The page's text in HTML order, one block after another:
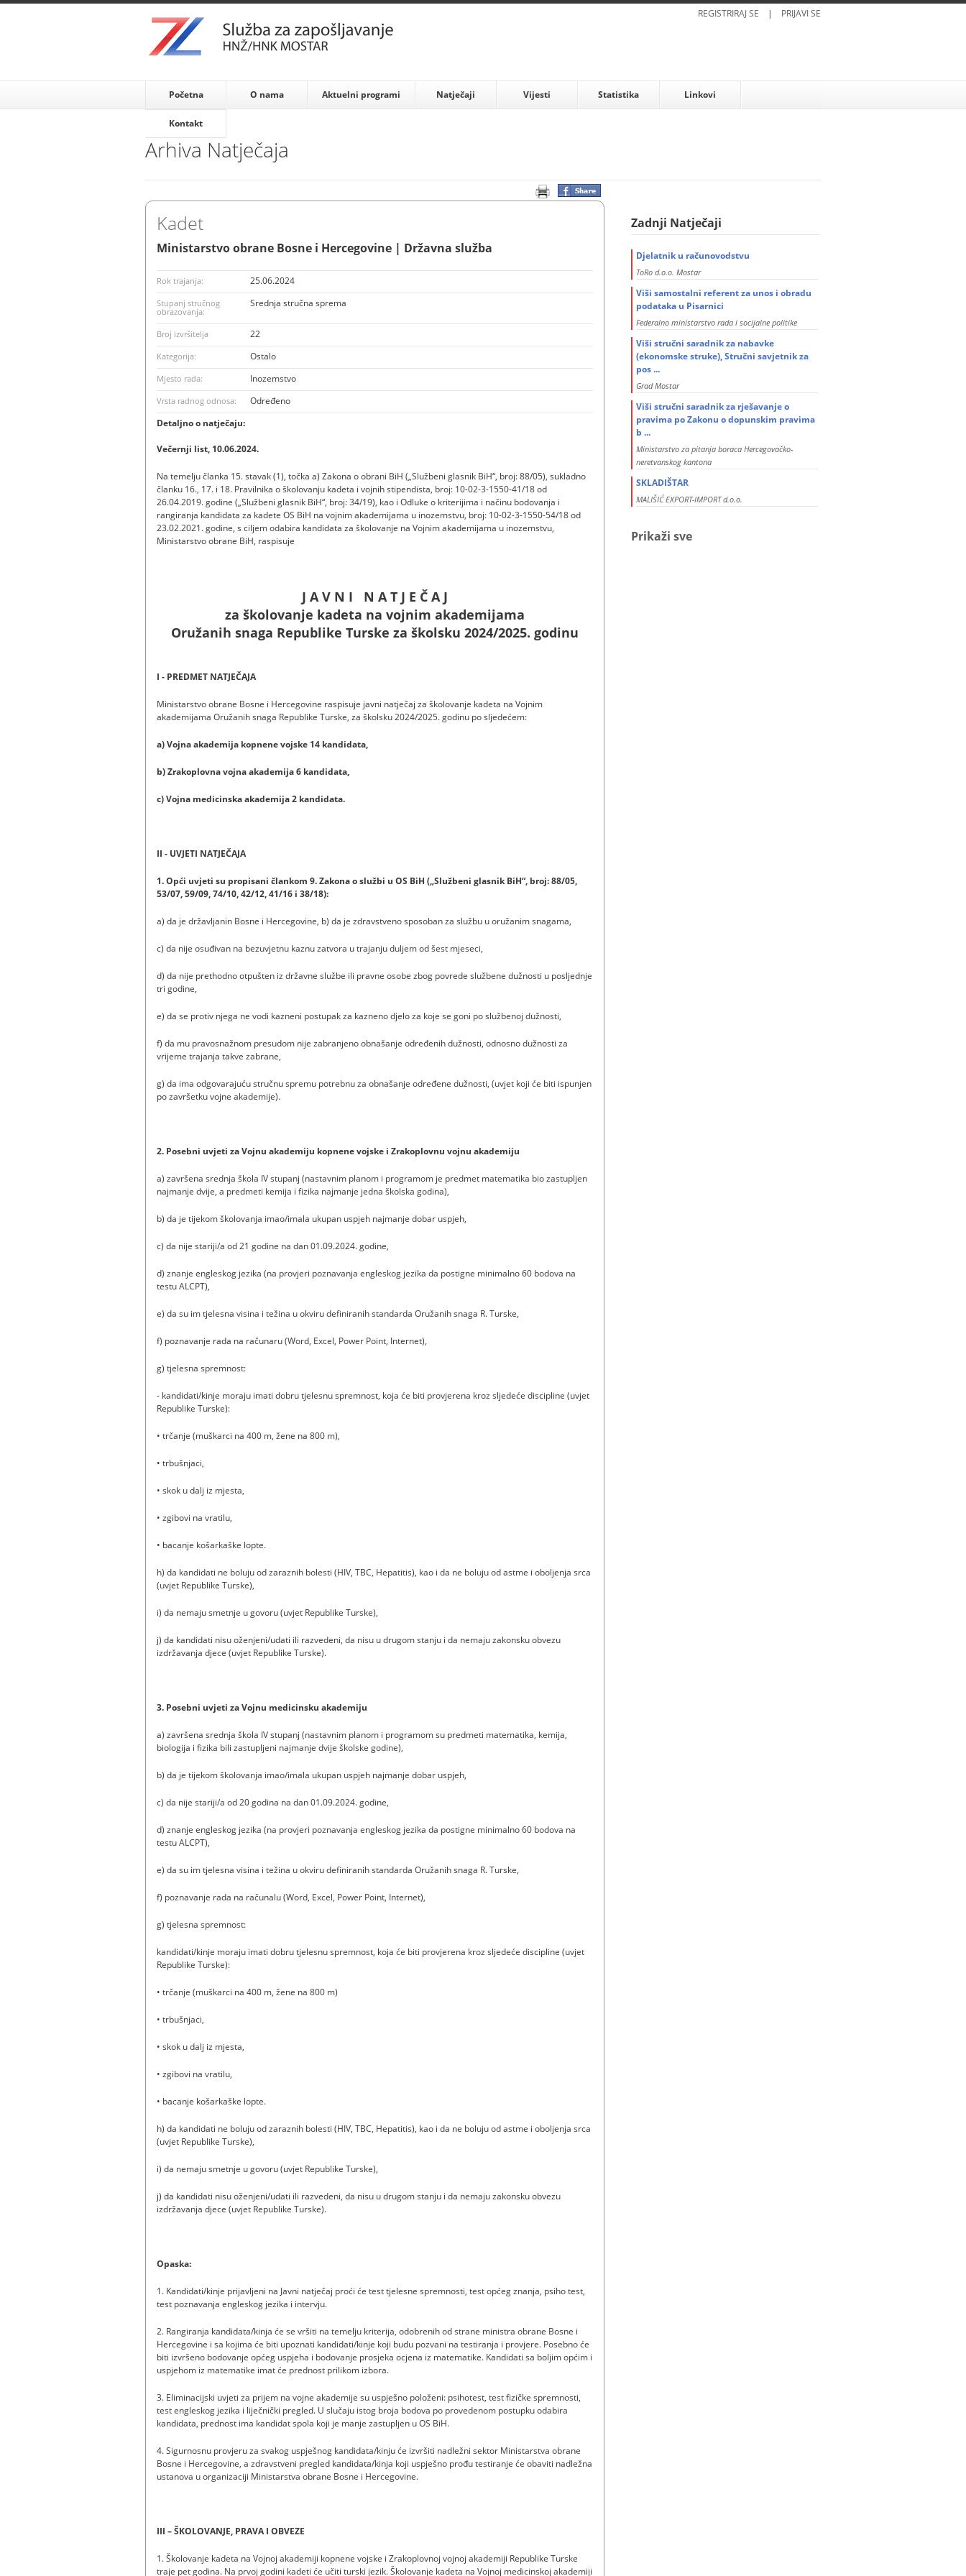
REGISTRIRAJ SE | PRIJAVI SE
Početna O nama Aktuelni programi Natječaji Vijesti Statistika Linkovi
Kontakt
Arhiva Natječaja
Kadet
Ministarstvo obrane Bosne i Hercegovine | Državna služba
Rok trajanja: 25.06.2024
Stupanj stručnog
obrazovanja:
Srednja stručna sprema
Broj izvršitelja 22
Kategorija: Ostalo
Mjesto rada: Inozemstvo
Vrsta radnog odnosa:
Određeno
Detaljno o natječaju:
Večernji list, 10.06.2024.
Na temelju članka 15. stavak (1), točka a) Zakona o obrani BiH („Službeni glasnik BiH“, broj: 88/05), sukladno
članku 16., 17. i 18. Pravilnika o školovanju kadeta i vojnih stipendista, broj: 10-02-3-1550-41/18 od
26.04.2019. godine („Službeni glasnik BiH“, broj: 34/19), kao i Odluke o kriterijima i načinu bodovanja i
rangiranja kandidata za kadete OS BiH na vojnim akademijama u inozemstvu, broj: 10-02-3-1550-54/18 od
23.02.2021. godine, s cilјem odabira kandidata za školovanje na Vojnim akademijama u inozemstvu,
Ministarstvo obrane BiH, raspisuje
J A V N I N A T J E Č A J
za školovanje kadeta na vojnim akademijama
Oružanih snaga Republike Turske za školsku 2024/2025. godinu
I - PREDMET NATJEČAJA
Ministarstvo obrane Bosne i Hercegovine raspisuje javni natječaj za školovanje kadeta na Vojnim
akademijama Oružanih snaga Republike Turske, za školsku 2024/2025. godinu po sljedećem:
a) Vojna akademija kopnene vojske 14 kandidata,
b) Zrakoplovna vojna akademija 6 kandidata,
c) Vojna medicinska akademija 2 kandidata.
II - UVJETI NATJEČAJA
1. Opći uvjeti su propisani člankom 9. Zakona o službi u OS BiH („Službeni glasnik BiH“, broj: 88/05,
53/07, 59/09, 74/10, 42/12, 41/16 i 38/18):
a) da je državlјanin Bosne i Hercegovine, b) da je zdravstveno sposoban za službu u oružanim snagama,
c) da nije osuđivan na bezuvjetnu kaznu zatvora u trajanju duljem od šest mjeseci,
d) da nije prethodno otpušten iz državne službe ili pravne osobe zbog povrede službene dužnosti u posljednje
tri godine,
e) da se protiv njega ne vodi kazneni postupak za kazneno djelo za koje se goni po službenoj dužnosti,
f) da mu pravosnažnom presudom nije zabranjeno obnašanje određenih dužnosti, odnosno dužnosti za
vrijeme trajanja takve zabrane,
g) da ima odgovarajuću stručnu spremu potrebnu za obnašanje određene dužnosti, (uvjet koji će biti ispunjen
po završetku vojne akademije).
2. Posebni uvjeti za Vojnu akademiju kopnene vojske i Zrakoplovnu vojnu akademiju
a) završena srednja škola IV stupanj (nastavnim planom i programom je predmet matematika bio zastupljen
najmanje dvije, a predmeti kemija i fizika najmanje jedna školska godina),
b) da je tijekom školovanja imao/imala ukupan uspjeh najmanje dobar uspjeh,
c) da nije stariji/a od 21 godine na dan 01.09.2024. godine,
d) znanje engleskog jezika (na provjeri poznavanja engleskog jezika da postigne minimalno 60 bodova na
testu ALCPT),
e) da su im tjelesna visina i težina u okviru definiranih standarda Oružanih snaga R. Turske,
f) poznavanje rada na računaru (Word, Excel, Power Point, Internet),
g) tjelesna spremnost:
- kandidati/kinje moraju imati dobru tjelesnu spremnost, koja će biti provjerena kroz sljedeće discipline (uvjet
Republike Turske):
• trčanje (muškarci na 400 m, žene na 800 m),
• trbušnjaci,
• skok u dalj iz mjesta,
• zgibovi na vratilu,
• bacanje košarkaške lopte.
h) da kandidati ne boluju od zaraznih bolesti (HIV, TBC, Hepatitis), kao i da ne boluju od astme i oboljenja srca
(uvjet Republike Turske),
i) da nemaju smetnje u govoru (uvjet Republike Turske),
j) da kandidati nisu oženjeni/udati ili razvedeni, da nisu u drugom stanju i da nemaju zakonsku obvezu
izdržavanja djece (uvjet Republike Turske).
3. Posebni uvjeti za Vojnu medicinsku akademiju
a) završena srednja škola IV stupanj (nastavnim planom i programom su predmeti matematika, kemija,
biologija i fizika bili zastupljeni najmanje dvije školske godine),
b) da je tijekom školovanja imao/imala ukupan uspjeh najmanje dobar uspjeh,
c) da nije stariji/a od 20 godina na dan 01.09.2024. godine,
d) znanje engleskog jezika (na provjeri poznavanja engleskog jezika da postigne minimalno 60 bodova na
testu ALCPT),
e) da su im tjelesna visina i težina u okviru definiranih standarda Oružanih snaga R. Turske,
f) poznavanje rada na računalu (Word, Excel, Power Point, Internet),
g) tjelesna spremnost:
kandidati/kinje moraju imati dobru tjelesnu spremnost, koja će biti provjerena kroz sljedeće discipline (uvjet
Republike Turske):
• trčanje (muškarci na 400 m, žene na 800 m)
• trbušnjaci,
• skok u dalj iz mjesta,
• zgibovi na vratilu,
• bacanje košarkaške lopte.
h) da kandidati ne boluju od zaraznih bolesti (HIV, TBC, Hepatitis), kao i da ne boluju od astme i oboljenja srca
(uvjet Republike Turske),
i) da nemaju smetnje u govoru (uvjet Republike Turske),
j) da kandidati nisu oženjeni/udati ili razvedeni, da nisu u drugom stanju i da nemaju zakonsku obvezu
izdržavanja djece (uvjet Republike Turske).
Opaska:
1. Kandidati/kinje prijavljeni na Javni natječaj proći će test tjelesne spremnosti, test općeg znanja, psiho test,
test poznavanja engleskog jezika i intervju.
2. Rangiranja kandidata/kinja će se vršiti na temelju kriterija, odobrenih od strane ministra obrane Bosne i
Hercegovine i sa kojima će biti upoznati kandidati/kinje koji budu pozvani na testiranja i provjere. Posebno će
biti izvršeno bodovanje općeg uspjeha i bodovanje prosjeka ocjena iz matematike. Kandidati sa boljim općim i
uspjehom iz matematike imat će prednost prilikom izbora.
3. Eliminacijski uvjeti za prijem na vojne akademije su uspješno položeni: psihotest, test fizičke spremnosti,
test engleskog jezika i liječnički pregled. U slučaju istog broja bodova po provedenom postupku odabira
kandidata, prednost ima kandidat spola koji je manje zastuplјen u OS BiH.
4. Sigurnosnu provjeru za svakog uspješnog kandidata/kinju će izvršiti nadležni sektor Ministarstva obrane
Bosne i Hercegovine, a zdravstveni pregled kandidata/kinja koji uspješno prođu testiranje će obaviti nadležna
ustanova u organizaciji Ministarstva obrane Bosne i Hercegovine.
III – ŠKOLOVANJE, PRAVA I OBVEZE
1. Školovanje kadeta na Vojnoj akademiji kopnene vojske i Zrakoplovnoj vojnoj akademiji Republike Turske
traje pet godina. Na prvoj godini kadeti će učiti turski jezik. Školovanje kadeta na Vojnoj medicinskoj akademiji
Zadnji Natječaji
Djelatnik u računovodstvu
ToRo d.o.o. Mostar
Viši samostalni referent za unos i obradu
podataka u Pisarnici
Federalno ministarstvo rada i socijalne politike
Viši stručni saradnik za nabavke
(ekonomske struke), Stručni savjetnik za
pos ...
Grad Mostar
Viši stručni saradnik za rješavanje o
pravima po Zakonu o dopunskim pravima
b ...
Ministarstvo za pitanja boraca Hercegovačko-
neretvanskog kantona
SKLADIŠTAR
MALIŠIĆ EXPORT-IMPORT d.o.o.
Prikaži sve